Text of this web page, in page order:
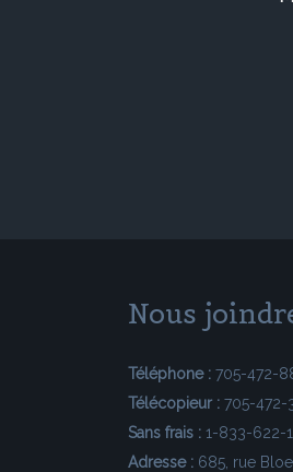
Nous
Téléphone : 705-472-
Télécopieur : 705-472-
Sans frais : 1-833-622-
Adresse : 685, rue